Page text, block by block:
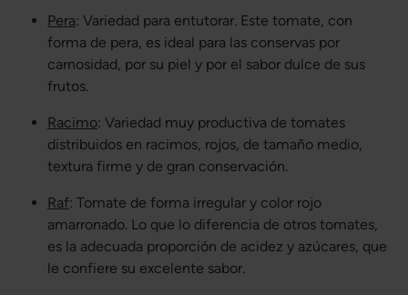
Pera: Variedad para entutorar. Este tomate, con
forma de pera, es ideal para las conservas por
carnosidad, por su piel y por el sabor dulce de sus
frutos.
Racimo: Variedad muy productiva de tomates
distribuidos en racimos, rojos, de tamaño medio,
textura firme y de gran conservación.
Raf: Tomate de forma irregular y color rojo
amarronado. Lo que lo diferencia de otros tomates,
es la adecuada proporción de acidez y azúcares, que
le confiere su excelente sabor.